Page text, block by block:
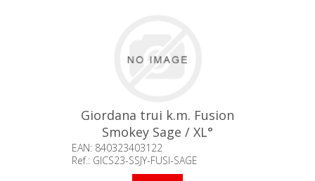
Giordana trui k.m. Fusion
Smokey Sage / XL°
EAN: 840323403122
Ref.: GICS23-SSJY-FUSI-SAGE
Beschikbaarheid:: Niet voorradig